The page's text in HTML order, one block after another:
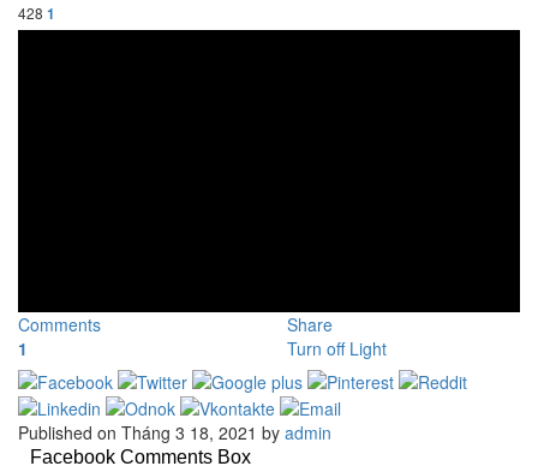
428 1
Comments
Share
1
Turn off Light
Published on Tháng 3 18, 2021 by admin
Facebook Comments Box